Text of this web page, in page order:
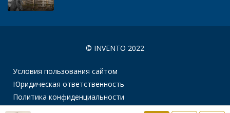
© INVENTO 2022
Условия пользования сайтом
Юридическая ответственность
Политика конфиденциальности